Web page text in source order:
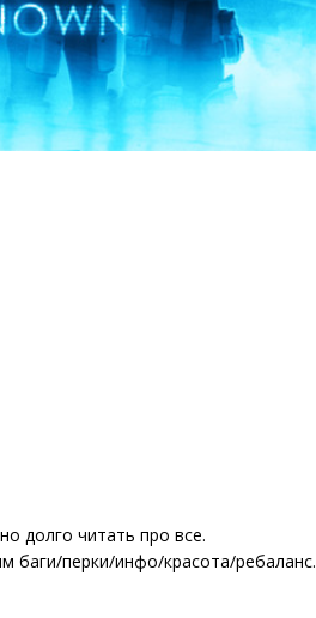
долго читать про все.
баги/перки/инфо/красота/ребаланс.